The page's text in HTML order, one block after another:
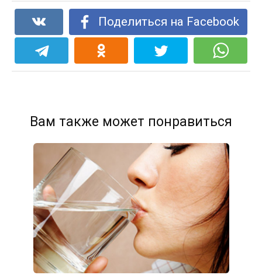
Поделиться на Facebook
Вам также может понравиться